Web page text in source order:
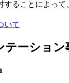
することによっ
いて
テーション